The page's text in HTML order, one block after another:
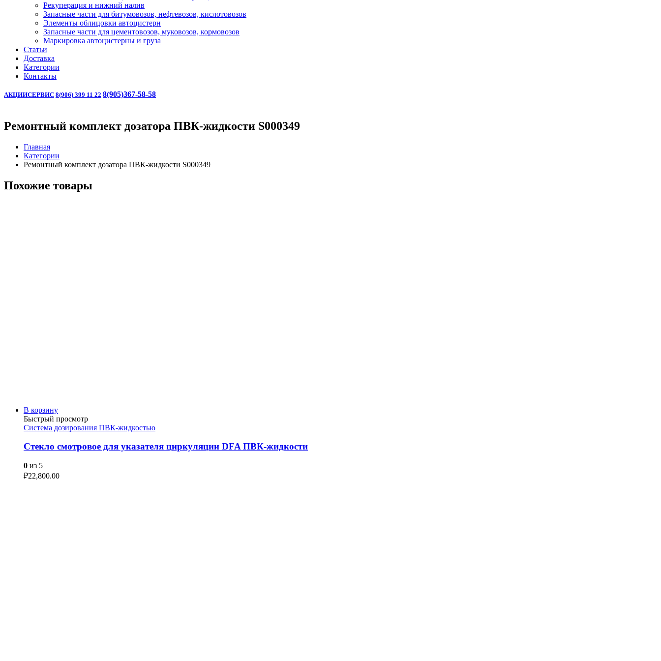
Рекуперация и нижний налив
Запасные части для битумовозов, нефтевозов, кислотовозов
Элементы облицовки автоцистерн
Запасные части для цементовозов, муковозов, кормовозов
Маркировка автоцистерны и груза
Статьи
Доставка
Категории
Контакты
АКЦИИСЕРВИС 8(906) 399 11 22 8(905)367-58-58
Ремонтный комплект дозатора ПВК-жидкости S000349
Главная
Категории
Ремонтный комплект дозатора ПВК-жидкости S000349
Похожие товары
В корзину
Быстрый просмотр
Система дозирования ПВК-жидкостью
Стекло смотровое для указателя циркуляции DFA ПВК-жидкости
0 из 5
₽22,800.00